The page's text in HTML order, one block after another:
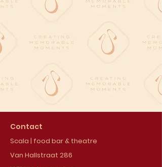
Contact
Scala | food bar & theatre
Van Hallstraat 286